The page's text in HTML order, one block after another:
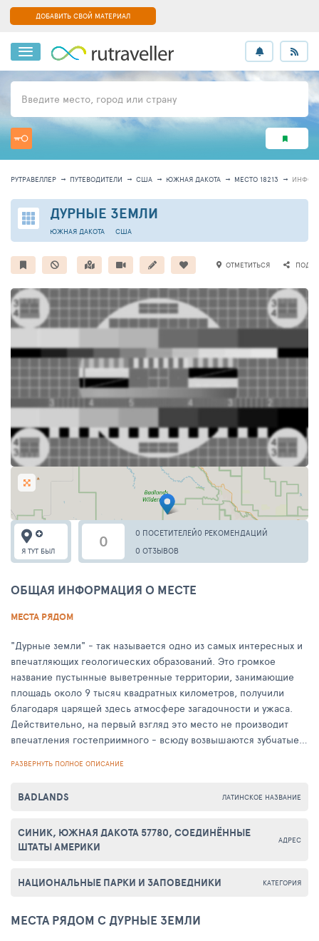
ДОБАВИТЬ СВОЙ МАТЕРИАЛ
Введите место, город или страну
РУТРАВЕЛЛЕР ПУТЕВОДИТЕЛИ США ЮЖНАЯ ДАКОТА МЕСТО 18213
ДУРНЫЕ ЗЕМЛИ
США
ЮЖНАЯ ДАКОТА
ОТМЕТИТЬСЯ
0 0 ПОСЕТИТЕЛЕЙ0 РЕКОМЕНДАЦИЙ
0 ОТЗЫВОВ
Я ТУТ БЫЛ
ОБЩАЯ ИНФОРМАЦИЯ О МЕСТЕ
МЕСТА РЯДОМ
"Дурные земли" - так называется одно из самых интересных и
впечатляющих геологических образований. Это громкое
название пустынные выветренные территории, занимающие
площадь около 9 тысяч квадратных километров, получили
благодаря царящей здесь атмосфере загадочности и ужаса.
Действительно, на первый взгляд это место не производит
впечатления гостеприимного - всюду возвышаются зубчатые
становится понятно, почему еще в XVIII веке не знавшие
местом".
Благодаря глинистой почве и сухому рельефу эти края не
могут похвастаться богатой растительностью, а земли
Но миллионы лет назад "Дурные земли" были домом и
находят окаменелые останки доисторических животных и
РАЗВЕРНУТЬ ПОЛНОЕ ОПИСАНИЕ
ЛАТИНСКОЕ НАЗВАНИЕ
BADLANDS
АДРЕС
СИНИК, ЮЖНАЯ ДАКОТА 57780, СОЕДИНЁННЫЕ
ШТАТЫ АМЕРИКИ
КАТЕГОРИЯ
НАЦИОНАЛЬНЫЕ ПАРКИ И ЗАПОВЕДНИКИ
МЕСТА РЯДОМ С ДУРНЫЕ ЗЕМЛИ